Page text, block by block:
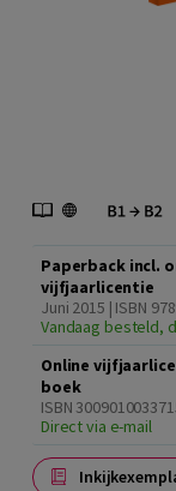
Paperback incl.
vijfjaarlicentie
Juni 2015 | ISBN
Vandaag besteld,
Online
boek
ISBN
Direct via e-mail